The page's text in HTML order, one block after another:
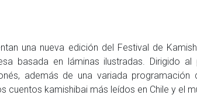
una nueva edición del Festival de
basada en láminas ilustradas. Dirigido
además de una variada
kamishibai más leídos en Chile y el